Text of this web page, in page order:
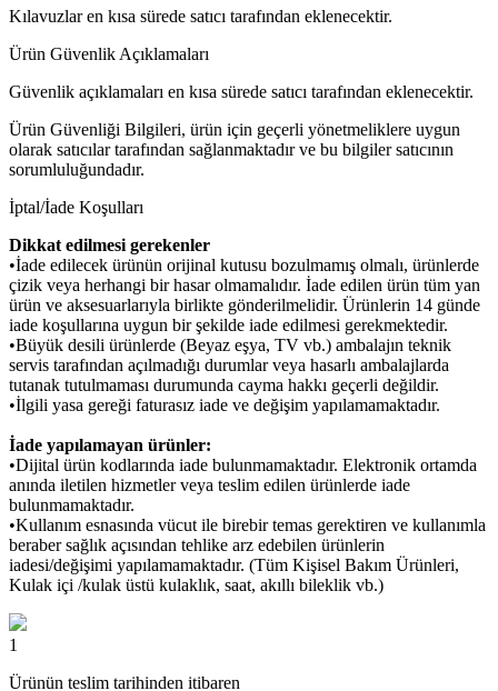
Kılavuzlar en kısa sürede satıcı tarafından eklenecektir.
Ürün Güvenlik Açıklamaları
Güvenlik açıklamaları en kısa sürede satıcı tarafından eklenecektir.
Ürün Güvenliği Bilgileri, ürün için geçerli yönetmeliklere uygun
olarak satıcılar tarafından sağlanmaktadır ve bu bilgiler satıcının
sorumluluğundadır.
İptal/İade Koşulları
Dikkat edilmesi gerekenler
•İade edilecek ürünün orijinal kutusu bozulmamış olmalı, ürünlerde
çizik veya herhangi bir hasar olmamalıdır. İade edilen ürün tüm yan
ürün ve aksesuarlarıyla birlikte gönderilmelidir. Ürünlerin 14 günde
iade koşullarına uygun bir şekilde iade edilmesi gerekmektedir.
•Büyük desili ürünlerde (Beyaz eşya, TV vb.) ambalajın teknik
servis tarafından açılmadığı durumlar veya hasarlı ambalajlarda
tutanak tutulmaması durumunda cayma hakkı geçerli değildir.
•İlgili yasa gereği faturasız iade ve değişim yapılamamaktadır.
İade yapılamayan ürünler:
•Dijital ürün kodlarında iade bulunmamaktadır. Elektronik ortamda
anında iletilen hizmetler veya teslim edilen ürünlerde iade
bulunmamaktadır.
•Kullanım esnasında vücut ile birebir temas gerektiren ve kullanımla
beraber sağlık açısından tehlike arz edebilen ürünlerin
iadesi/değişimi yapılamamaktadır. (Tüm Kişisel Bakım Ürünleri,
Kulak içi /kulak üstü kulaklık, saat, akıllı bileklik vb.)
1
Ürünün teslim tarihinden itibaren